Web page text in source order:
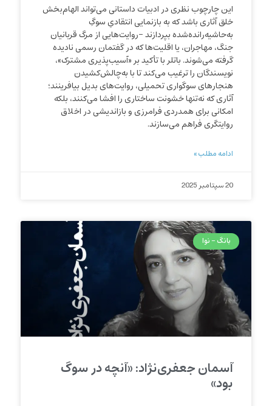
این چارچوب نظری در ادبیات داستانی می‌تواند الهام‌بخش
خلق آثاری باشد که به بازنمایی انتقادیِ سوگِ
به‌حاشیه‌رانده‌شده بپردازند -روایت‌هایی از مرگ قربانیان
جنگ، مهاجران، یا اقلیت‌ها که در گفتمان رسمی نادیده
گرفته می‌شوند. باتلر با تأکید بر «آسیب‌پذیری مشترک»،
نویسندگان را ترغیب می‌کند تا با به‌چالش‌کشیدن
هنجارهای سوگواری تحمیلی، روایت‌های بدیل بیافرینند؛
آثاری که نه‌تنها خشونت ساختاری را افشا می‌کنند، بلکه
امکانی برای همدردی فرامرزی و بازاندیشی در اخلاق
روایتگری فراهم می‌سازند.
ادامه مطلب »
20 سپتامبر 2025
بانگ - نوا
آسمان جعفری‌نژاد: «آنچه در سوگ
بود»